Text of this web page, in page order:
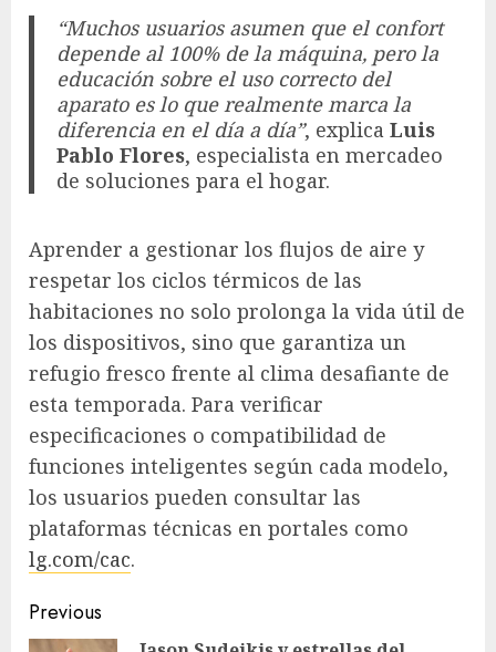
“Muchos usuarios asumen que el confort
depende al 100% de la máquina, pero la
educación sobre el uso correcto del
aparato es lo que realmente marca la
diferencia en el día a día”, explicaLuis
Pablo Flores, especialista en mercadeo
de soluciones para el hogar.
Aprender a gestionar los flujos de aire y
respetar los ciclos térmicos de las
habitaciones no solo prolonga la vida útil de
los dispositivos, sino que garantiza un
refugio fresco frente al clima desafiante de
esta temporada. Para verificar
especificaciones o compatibilidad de
funciones inteligentes según cada modelo,
los usuarios pueden consultar las
plataformas técnicas en portales como
lg.com/cac.
Post
Previous